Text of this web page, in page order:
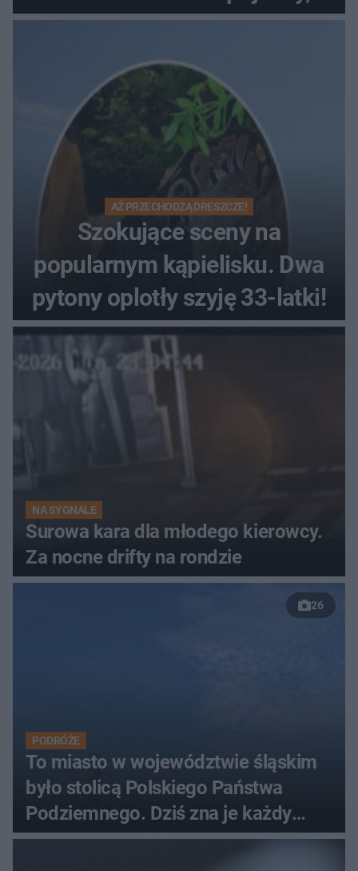
pokazy i muzyczna scena w
Muzeum Wsi Kieleckiej
AŻ PRZECHODZĄ DRESZCZE!
Szokujące sceny na
popularnym kąpielisku. Dwa
pytony oplotły szyję 33-latki!
NA SYGNALE
Surowa kara dla młodego kierowcy.
Za nocne drifty na rondzie
26
PODRÓŻE
To miasto w województwie śląskim
było stolicą Polskiego Państwa
Podziemnego. Dziś zna je każdy
pielgrzym